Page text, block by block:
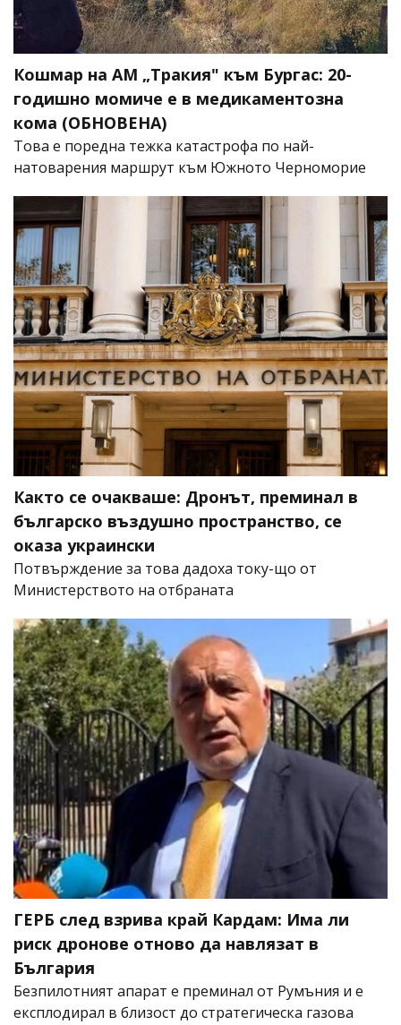
Кошмар на АМ „Тракия" към Бургас: 20-
годишно момиче е в медикаментозна
кома (ОБНОВЕНА)
Това е поредна тежка катастрофа по най-
натоварения маршрут към Южното Черноморие
Както се очакваше: Дронът, преминал в
българско въздушно пространство, се
оказа украински
Потвърждение за това дадоха току-що от
Министерството на отбраната
ГЕРБ след взрива край Кардам: Има ли
риск дронове отново да навлязат в
България
Безпилотният апарат е преминал от Румъния и е
експлодирал в близост до стратегическа газова